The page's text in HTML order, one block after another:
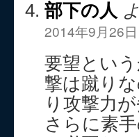
部下の人
2014年9月26
要望とい
撃は蹴り
り攻撃力
さらに素